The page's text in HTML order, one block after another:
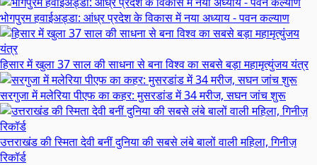
भोगपुरम हवाईअड्डा: आंध्र प्रदेश के विकास में नया अध्याय - पवन कल्याण
हिसार में खुला 37 साल की साधना से बना विश्व का सबसे बड़ा महामृत्युंजय यंत्र
सरगुजा में मलेरिया पीएफ का कहर: मुसरडांड में 34 मरीज, सघन जांच शुरू
उत्तराखंड की स्मिता देवी बनीं दुनिया की सबसे लंबे बालों वाली महिला, गिनीज़
रिकॉर्ड